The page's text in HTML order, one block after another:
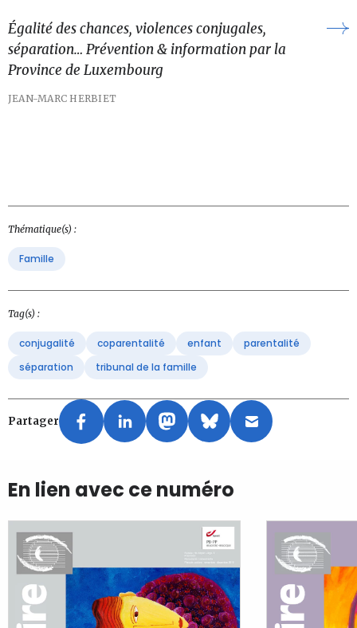
Égalité des chances, violences conjugales,
séparation… Prévention & information par la
Province de Luxembourg
JEAN-MARC HERBIET
Thématique(s) :
Famille
Tag(s) :
conjugalité coparentalité enfant
parentalité
séparation
tribunal de la famille
Partager
En lien avec ce numéro